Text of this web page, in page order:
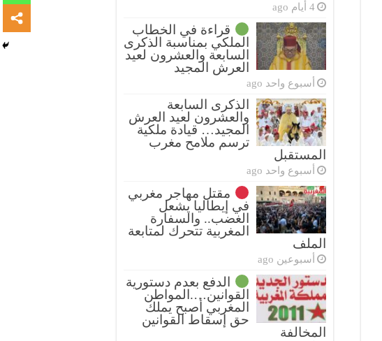
4 أيام ago
قراءة في الخطاب
الملكي بمناسبة الذكرى
السابعة والعشرون لعيد
العرش المجيد
أسبوع واحد ago
الذكرى السابعة
والعشرون لعيد العرش
المجيد… قيادة ملكية
ترسم ملامح مغرب
المستقبل
أسبوع واحد ago
مقتل مهاجر مغربي
في إيطاليا يشعل
الغضب.. والسفارة
المغربية تتحرك لمتابعة
الملف
أسبوعين ago
الدفع بعدم دستورية
القوانين….المواطن
المغربي أصبح يملك
حق إسقاط القوانين
المخالفة